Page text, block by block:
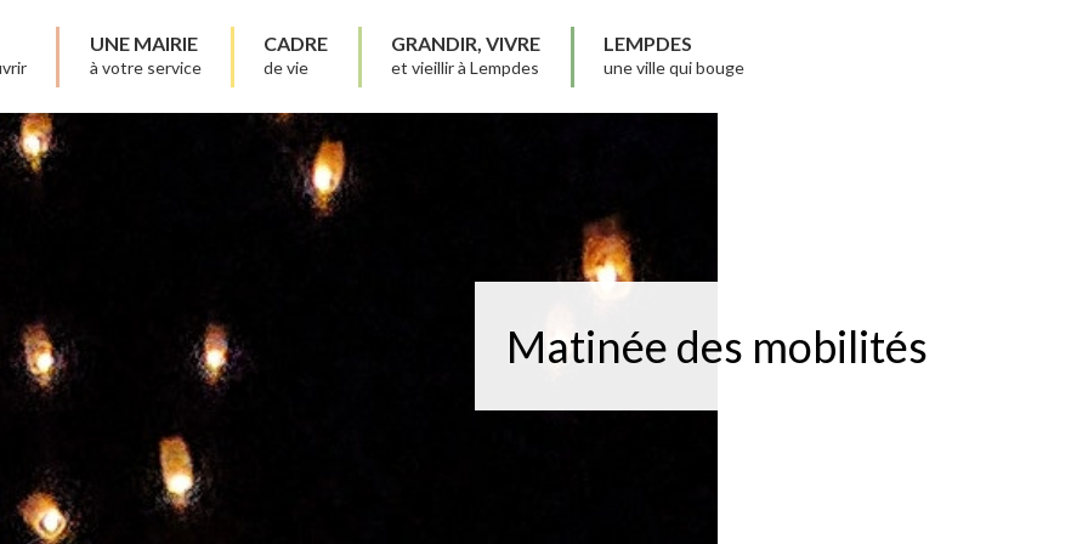
UNE MAIRIE
à votre service
CADRE
de vie
GRANDIR, VIVRE
et vieillir à Lempdes
LEMPDES
une ville qui bouge
Matinée des mobilités